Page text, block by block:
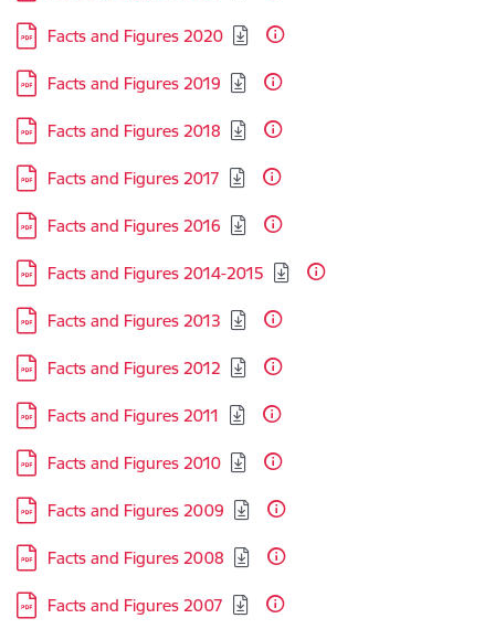
Lejupielādēt:
Facts and Figures 2020
Lejupielādēt:
Facts and Figures 2019
Lejupielādēt:
Facts and Figures 2018
Lejupielādēt:
Facts and Figures 2017
Lejupielādēt:
Facts and Figures 2016
Lejupielādēt:
Facts and Figures 2014-2015
Lejupielādēt:
Facts and Figures 2013
Lejupielādēt:
Facts and Figures 2012
Lejupielādēt:
Facts and Figures 2011
Lejupielādēt:
Facts and Figures 2010
Lejupielādēt:
Facts and Figures 2009
Lejupielādēt:
Facts and Figures 2008
Lejupielādēt:
Facts and Figures 2007